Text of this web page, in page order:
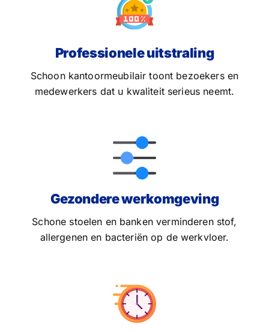
Professionele uitstraling
Schoon kantoormeubilair toont bezoekers en
medewerkers dat u kwaliteit serieus neemt.
Gezondere werkomgeving
Schone stoelen en banken verminderen stof,
allergenen en bacteriën op de werkvloer.